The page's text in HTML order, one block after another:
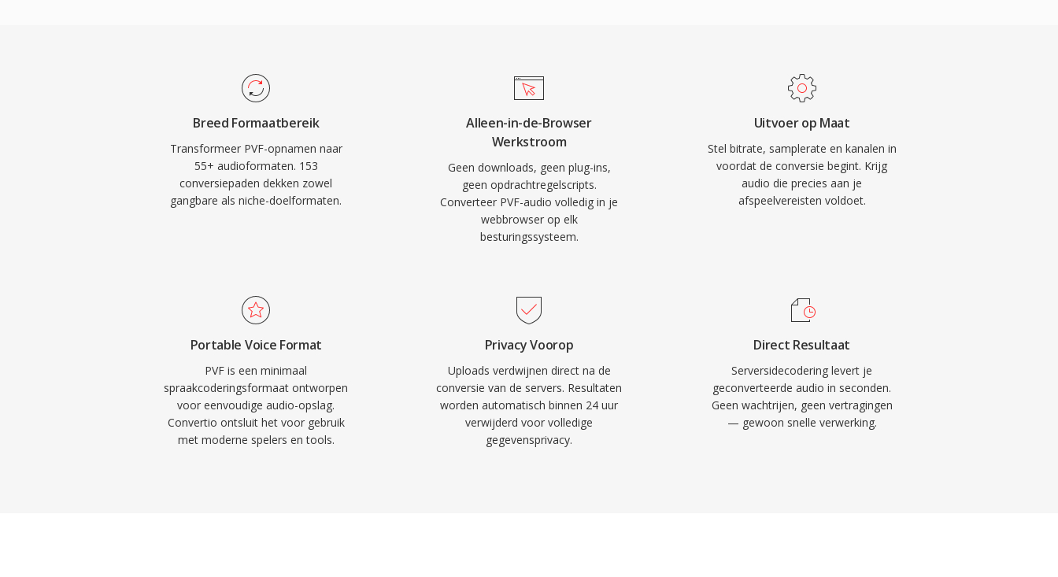
Breed Formaatbereik
Transformeer PVF-opnamen naar
55+ audioformaten. 153
conversiepaden dekken zowel
gangbare als niche-doelformaten.
Alleen-in-de-Browser
Werkstroom
Geen downloads, geen plug-ins,
geen opdrachtregelscripts.
Converteer PVF-audio volledig in je
webbrowser op elk
besturingssysteem.
Uitvoer op Maat
Stel bitrate, samplerate en kanalen in
voordat de conversie begint. Krijg
audio die precies aan je
afspeelvereisten voldoet.
Portable Voice Format
PVF is een minimaal
spraakcoderingsformaat ontworpen
voor eenvoudige audio-opslag.
Convertio ontsluit het voor gebruik
met moderne spelers en tools.
Privacy Voorop
Uploads verdwijnen direct na de
conversie van de servers. Resultaten
worden automatisch binnen 24 uur
verwijderd voor volledige
gegevensprivacy.
Direct Resultaat
Serversidecodering levert je
geconverteerde audio in seconden.
Geen wachtrijen, geen vertragingen
— gewoon snelle verwerking.